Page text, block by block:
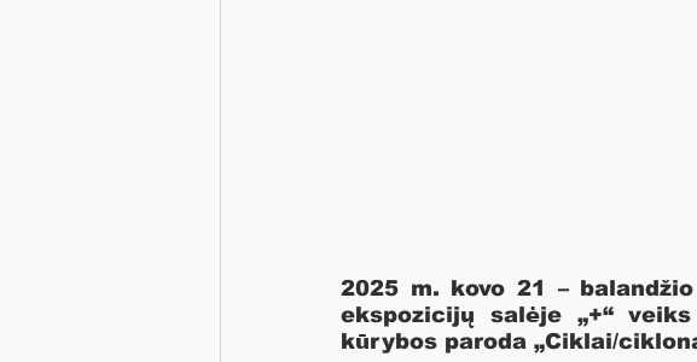
2025 m. kovo 21 –
ekspozicijų salėje „+“
kūrybos paroda „Ciklai/